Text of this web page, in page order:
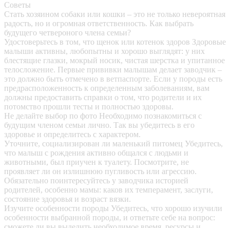
Советы
Стать хозяином собаки или кошки – это не только невероятная
радость, но и огромная ответственность. Как выбрать
будущего четвероного члена семьи?
Удостоверьтесь в том, что щенок или котенок здоров Здоровые
малыши активны, любопытны и хорошо выглядят: у них
блестящие глазки, мокрый носик, чистая шерстка и упитанное
телосложение. Первые прививки малышам делает заводчик –
это должно быть отмечено в ветпаспорте. Если у породы есть
предрасположенность к определенным заболеваниям, вам
должны предоставить справки о том, что родители и их
потомство прошли тесты и полностью здоровы.
Не делайте выбор по фото Необходимо познакомиться с
будущим членом семьи лично. Так вы убедитесь в его
здоровье и определитесь с характером.
Уточните, социализирован ли маленький питомец Убедитесь,
что малыш с рождения активно общался с людьми и
животными, был приучен к туалету. Посмотрите, не
проявляет ли он излишнюю пугливость или агрессию.
Обязательно поинтересуйтесь у заводчика историей
родителей, особенно мамы: каков их темперамент, заслуги,
состояние здоровья и возраст вязки.
Изучите особенности породы Убедитесь, что хорошо изучили
особенности выбранной породы, и ответьте себе на вопрос: